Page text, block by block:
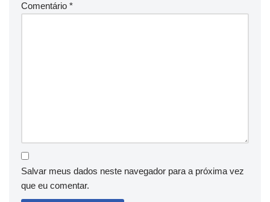
Comentário *
Salvar meus dados neste navegador para a próxima vez
que eu comentar.